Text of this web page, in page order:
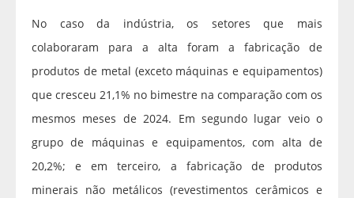
No caso da indústria, os setores que mais
colaboraram para a alta foram a fabricação de
produtos de metal (exceto máquinas e equipamentos)
que cresceu 21,1% no bimestre na comparação com os
mesmos meses de 2024. Em segundo lugar veio o
grupo de máquinas e equipamentos, com alta de
20,2%; e em terceiro, a fabricação de produtos
minerais não metálicos (revestimentos cerâmicos e